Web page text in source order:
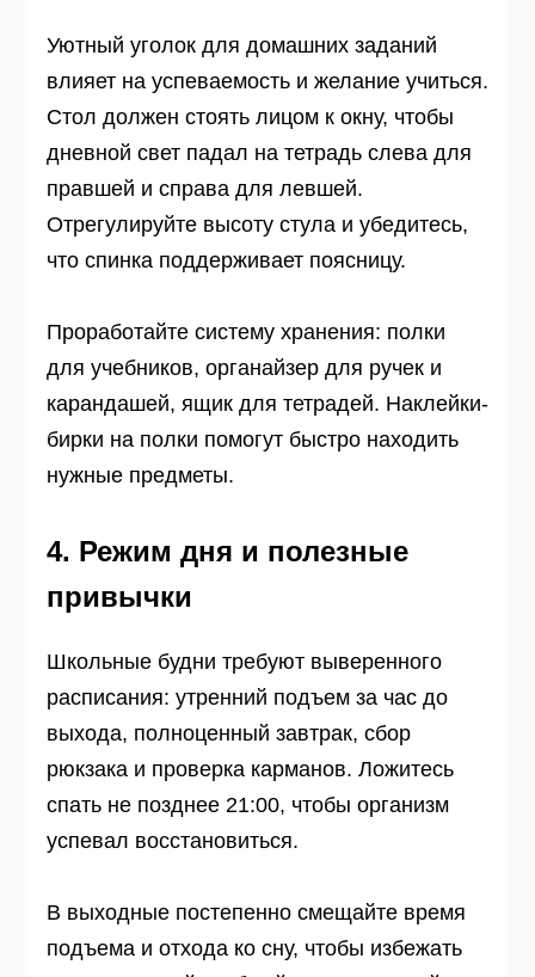
Уютный уголок для домашних заданий
влияет на успеваемость и желание учиться.
Стол должен стоять лицом к окну, чтобы
дневной свет падал на тетрадь слева для
правшей и справа для левшей.
Отрегулируйте высоту стула и убедитесь,
что спинка поддерживает поясницу.
Проработайте систему хранения: полки
для учебников, органайзер для ручек и
карандашей, ящик для тетрадей. Наклейки-
бирки на полки помогут быстро находить
нужные предметы.
4. Режим дня и полезные
привычки
Школьные будни требуют выверенного
расписания: утренний подъем за час до
выхода, полноценный завтрак, сбор
рюкзака и проверка карманов. Ложитесь
спать не позднее 21:00, чтобы организм
успевал восстановиться.
В выходные постепенно смещайте время
подъема и отхода ко сну, чтобы избежать